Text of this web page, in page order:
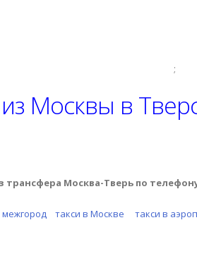
;
Москвы в
трансфера Москва-Тверь по
межгород такси в Москве такси в